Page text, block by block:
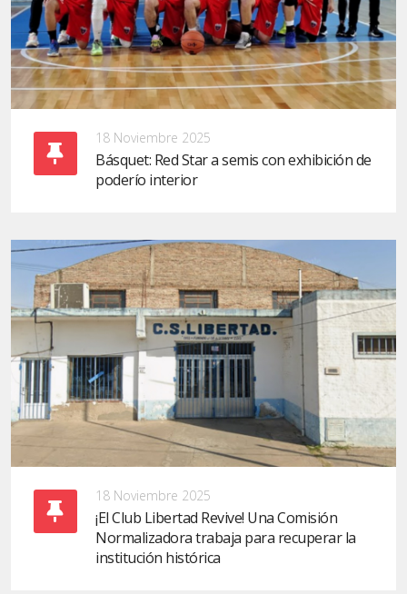
18 Noviembre 2025
Básquet: Red Star a semis con exhibición de
poderío interior
18 Noviembre 2025
¡El Club Libertad Revive! Una Comisión
Normalizadora trabaja para recuperar la
institución histórica